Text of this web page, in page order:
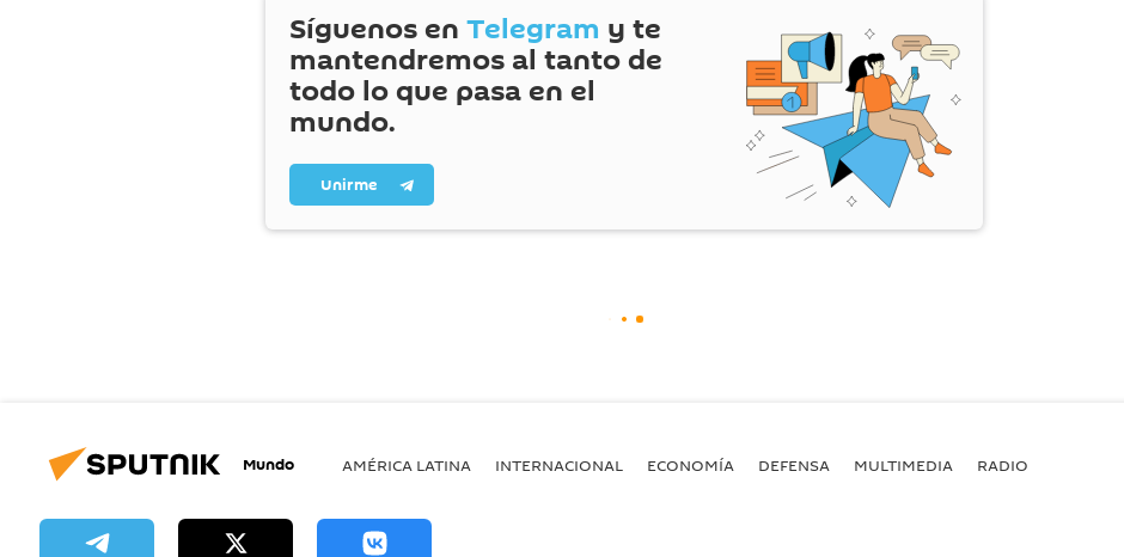
Síguenos en Telegram y te
mantendremos al tanto de
todo lo que pasa en el
mundo.
Unirme
Mundo AMÉRICA LATINA INTERNACIONAL ECONOMÍA DEFENSA MULTIMEDIA RADIO